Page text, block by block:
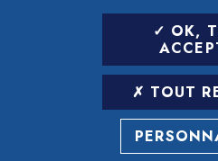
OK,
TOUT
LETTRE
SAISIR VOTRE
POUR VOUS
ARCHIVES